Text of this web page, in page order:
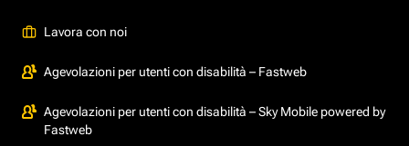
Lavora con noi
Agevolazioni per utenti con disabilità – Fastweb
Agevolazioni per utenti con disabilità – Sky Mobile powered by
Fastweb